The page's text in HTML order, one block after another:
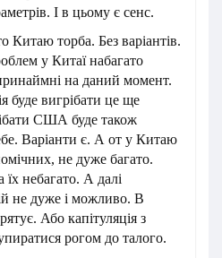
І в цьому є сенс.
Китаю торба. Без варіантів.
у Китаї набагато
на даний момент.
буде вигрібати це ще
США буде також
Варіанти є. А от у Китаю
не дуже багато.
їх небагато. А далі
не дуже і можливо. В
Або капітуляція з
рогом до талого.